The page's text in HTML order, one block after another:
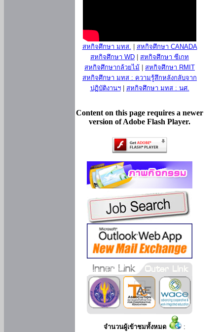
สหกิจศึกษา มทส.
สหกิจศึกษา CANADA
สหกิจศึกษา WD
สหกิจศึกษา ซีเกท
สหกิจศึกษากล้วยไม้
สหกิจศึกษา RMIT
สหกิจศึกษา มทส : ความรู้สึกหลังกลับจาก
ปฏิบัติงานฯ| สหกิจศึกษา มทส : นศ.
Content on this page requires a newer
version of Adobe Flash Player.
จำนวนผู้เข้าชมทั้งหมด :